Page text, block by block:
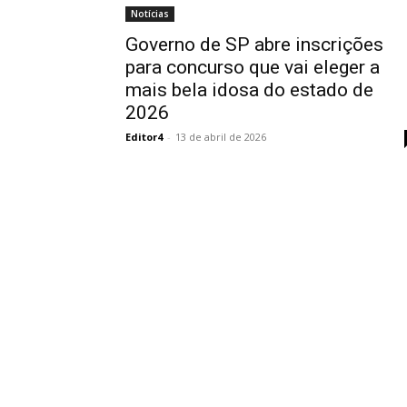
Notícias
Governo de SP abre inscrições
para concurso que vai eleger a
mais bela idosa do estado de
2026
Editor4 - 13 de abril de 2026